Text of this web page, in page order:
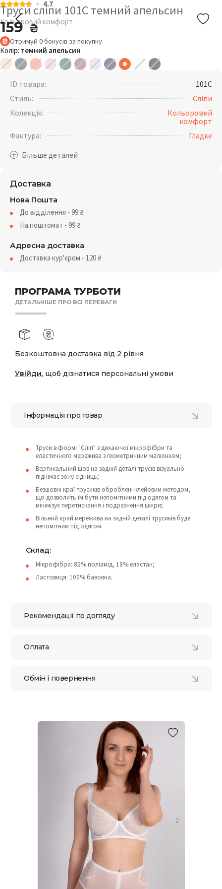
4.7
Труси сліпи 101C темний апельсин
Кольоровий комфорт
159₴
Отримуй 0бонусів за покупку
Колір: темний апельсин
ПРОГРАМА ТУРБОТИ
ДЕТАЛЬНІШЕ ПРО ВСІ ПЕРЕВАГИ
Безкоштовна доставка від 2 рівня
Увійди, щоб дізнатися персональні умови
ID товара:
101C
Стиль:
Сліпи
Колекція:
Кольоровий
комфорт
Фактура:
Гладке
Доставка
Нова Пошта
До відділення - 99₴
На поштомат - 99₴
Адресна доставка
Доставка кур'єром - 120₴
Інформація про товар
Труси в формі "Сліп" з дихаючої мікрофібри та
еластичного мережива з геометричним малюнком;
Вертикальний шов на задній деталі трусів візуально
піднімає зону сідниць;
Безшовні краї трусиків оброблені клейовим методом,
що дозволить їм бути непомітними під одягом та
мінімізує перетискання і подразнення шкіри;
Вільний край мережива на задній деталі трусиків буде
непомітним під одягом.
Склад:
Мікрофібра: 82% поліамід, 18% еластан;
Ластовиця: 100% бавовна.
Рекомендації по догляду
Оплата
Обмін і повернення